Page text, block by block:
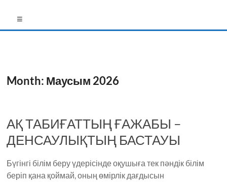
Month: Маусым 2026
АҚ ТАБИҒАТТЫҢ ҒАЖАБЫ –
ДЕНСАУЛЫҚТЫҢ БАСТАУЫ
Бүгінгі білім беру үдерісінде оқушыға тек пәндік білім
беріп қана қоймай, оның өмірлік дағдысын